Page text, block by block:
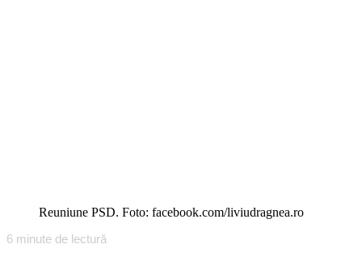
Reuniune PSD. Foto: facebook.com/liviudragnea.ro
6 minute de lectură